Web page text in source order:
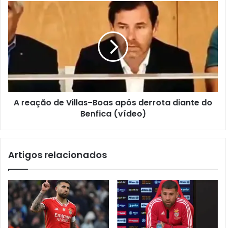
A reação de Villas-Boas após derrota diante do
Benfica (vídeo)
Artigos relacionados